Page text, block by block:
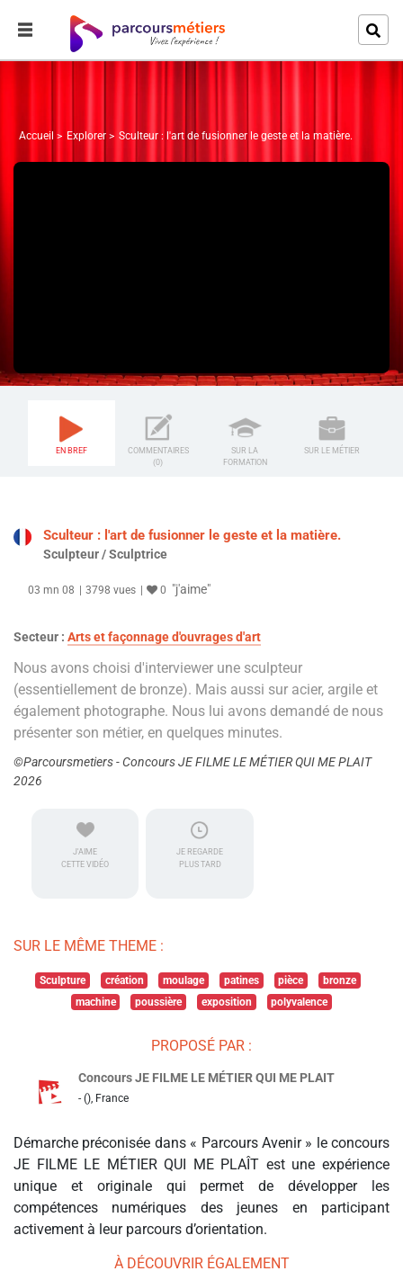
Accueil Explorer Sculteur : l'art de fusionner le geste et la matière.
EN BREF
COMMENTAIRES
(0)
SUR LA
FORMATION
SUR LE MÉTIER
Sculteur : l'art de fusionner le geste et la matière.
Sculpteur / Sculptrice
03 mn 08 3798 vues 0 "j'aime"
Secteur : Arts et façonnage d'ouvrages d'art
Nous avons choisi d'interviewer une sculpteur
(essentiellement de bronze). Mais aussi sur acier, argile et
également photographe. Nous lui avons demandé de nous
présenter son métier, en quelques minutes.
©Parcoursmetiers - Concours JE FILME LE MÉTIER QUI ME PLAIT
2026
J'AIME
CETTE VIDÉO
JE REGARDE
PLUS TARD
SUR LE MÊME THEME :
Sculpture création moulage patines pièce
bronze
machine
poussière exposition polyvalence
PROPOSÉ PAR :
Concours JE FILME LE MÉTIER QUI ME PLAIT
- (), France
Démarche préconisée dans « Parcours Avenir » le concours
JE FILME LE MÉTIER QUI ME PLAÎT est une expérience
unique et originale qui permet de développer les
compétences numériques des jeunes en participant
activement à leur parcours d’orientation.
À DÉCOUVRIR ÉGALEMENT